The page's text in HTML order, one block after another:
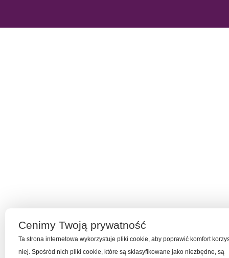
Cenimy Twoją prywatność
Ta strona internetowa wykorzystuje pliki cookie, aby poprawić komfort
niej. Spośród nich pliki cookie, które są sklasyfikowane jako niezbędne, są